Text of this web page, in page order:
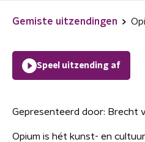
Gemiste uitzendingen
Speel uitzending af
Gepresenteerd door: Brecht
Opium is hét kunst- en